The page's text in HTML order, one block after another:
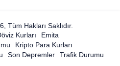
Tüm Hakları Saklıdır.
Kurları
Emita
Kripto Para Kurları
Son Depremler
Trafik Durumu